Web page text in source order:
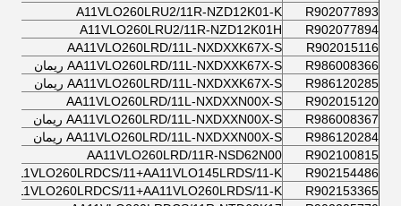
R902077893
A11VLO260LRU2/11R-NZD12K01-K
R902077894
A11VLO260LRU2/11R-NZD12K01H
R902015116
AA11VLO260LRD/11L-NXDXXK67X-S
R986008366
AA11VLO260LRD/11L-NXDXXK67X-S ريمان
R986120285
AA11VLO260LRD/11L-NXDXXK67X-S ريمان
R902015120
AA11VLO260LRD/11L-NXDXXN00X-S
R986008367
AA11VLO260LRD/11L-NXDXXN00X-S ريمان
R986120284
AA11VLO260LRD/11L-NXDXXN00X-S ريمان
R902100815
AA11VLO260LRD/11R-NSD62N00
R902154486
AA11VLO260LRDCS/11+AA11VLO145LRDS/11-K
R902153365
AA11VLO260LRDCS/11+AA11VLO260LRDS/11-K